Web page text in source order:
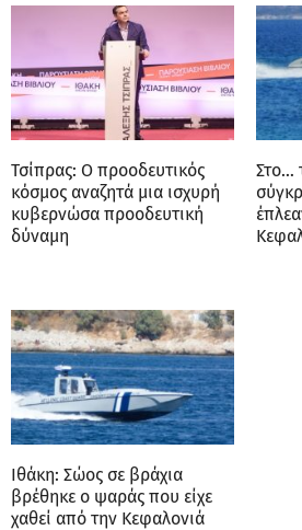
Τσίπρας: Ο προοδευτικός
κόσμος αναζητά μια ισχυρή
κυβερνώσα προοδευτική
δύναμη
Στο…
Ιθάκη: Σώος σε βράχια
βρέθηκε ο ψαράς που είχε
χαθεί από την Κεφαλονιά